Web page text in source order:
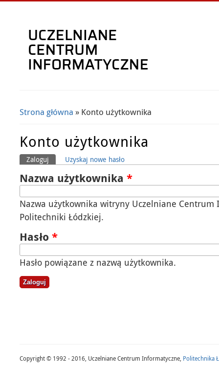
Jesteś tutaj
Strona główna » Konto użytkownika
Konto użytkownika
Karty podstawowe
Zaloguj (aktywna karta)
Uzyskaj nowe hasło
Nazwa użytkownika *
Nazwa użytkownika witryny Uczelniane Centrum
Politechniki Łódzkiej.
Hasło *
Hasło powiązane z nazwą użytkownika.
Copyright © 1992 - 2016, Uczelniane Centrum Informatyczne, Politechnika